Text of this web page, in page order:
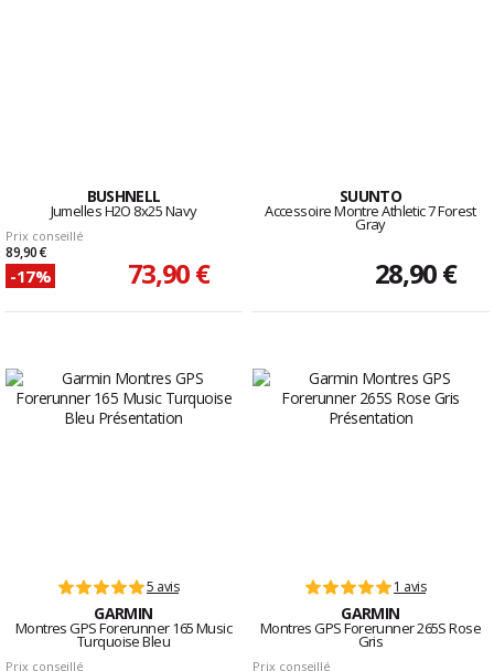
BUSHNELL
Jumelles H2O 8x25 Navy
Prix conseillé
89,90 €
-17% 73,90 €
SUUNTO
Accessoire Montre Athletic 7 Forest
Gray
28,90 €
5 avis
GARMIN
Montres GPS Forerunner 165 Music
Turquoise Bleu
Prix conseillé
1 avis
GARMIN
Montres GPS Forerunner 265S Rose
Gris
Prix conseillé